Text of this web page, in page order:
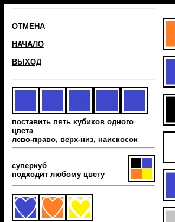
ОТМЕНА
НАЧАЛО
ВЫХОД
поставить пять кубиков одного
цвета
лево-право, верх-низ, наиcкосок
суперкуб
подходит любому цвету